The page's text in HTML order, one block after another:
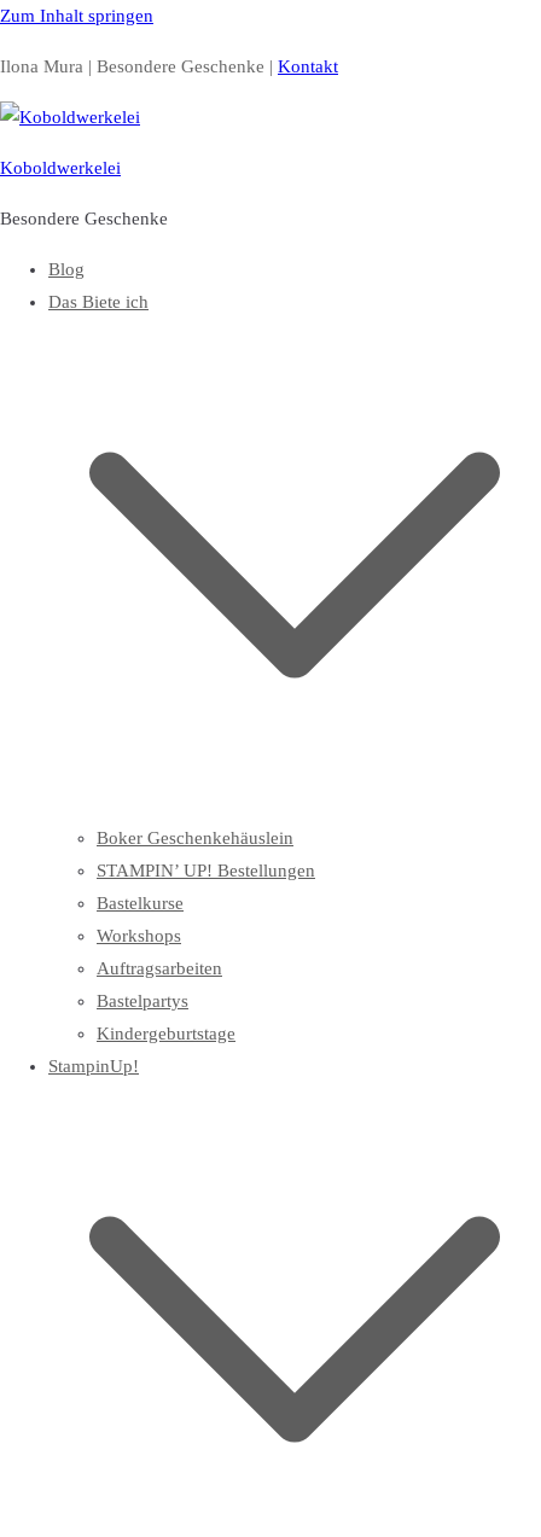
Zum Inhalt springen
Ilona Mura | Besondere Geschenke | Kontakt
Koboldwerkelei
Besondere Geschenke
Blog
Das Biete ich
Boker Geschenkehäuslein
STAMPIN’ UP! Bestellungen
Bastelkurse
Workshops
Auftragsarbeiten
Bastelpartys
Kindergeburtstage
StampinUp!